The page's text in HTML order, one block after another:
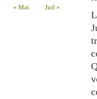
« Mai Juil »